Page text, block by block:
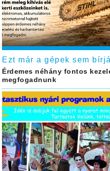
Ezt már a gépek sem
Érdemes néhány fontos
megfogadnunk